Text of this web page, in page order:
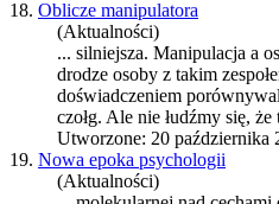
18. Oblicze manipulatora
(Aktualności)
... silniejsza. Manipulacja a
drodze osoby z takim
doświadczeniem
czołg. Ale nie łudźmy się,
Utworzone: 20 października
19. Nowa epoka psychologii
(Aktualności)